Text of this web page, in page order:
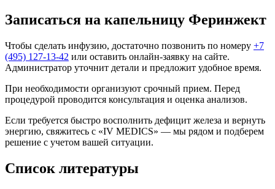
Записаться на капельницу Феринжект
Чтобы сделать инфузию, достаточно позвонить по номеру +7
(495) 127-13-42 или оставить онлайн-заявку на сайте.
Администратор уточнит детали и предложит удобное время.
При необходимости организуют срочный прием. Перед
процедурой проводится консультация и оценка анализов.
Если требуется быстро восполнить дефицит железа и вернуть
энергию, свяжитесь с «IV MEDICS» — мы рядом и подберем
решение с учетом вашей ситуации.
Список литературы